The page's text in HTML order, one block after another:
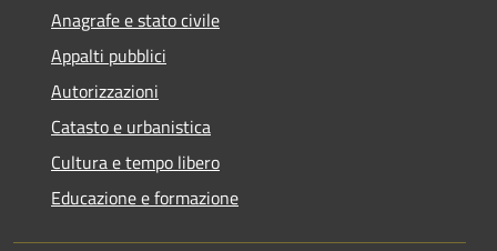
Anagrafe e stato civile
Appalti pubblici
Autorizzazioni
Catasto e urbanistica
Cultura e tempo libero
Educazione e formazione